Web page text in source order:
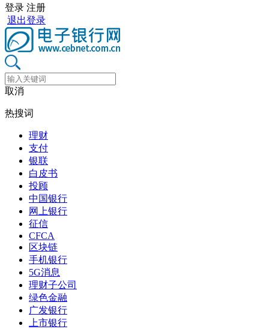
登录 注册
退出登录
取消
热搜词
理财
支付
银联
白皮书
投顾
中国银行
网上银行
征信
CFCA
区块链
手机银行
5G消息
理财子公司
绿色金融
广发银行
上市银行